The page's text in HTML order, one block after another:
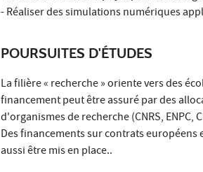
- Réaliser des simulations numériques
POURSUITES D'ÉTUDES
La filière « recherche » oriente vers des
financement peut être assuré par des
d'organismes de recherche (CNRS, ENPC,
Des financements sur contrats
aussi être mis en place..